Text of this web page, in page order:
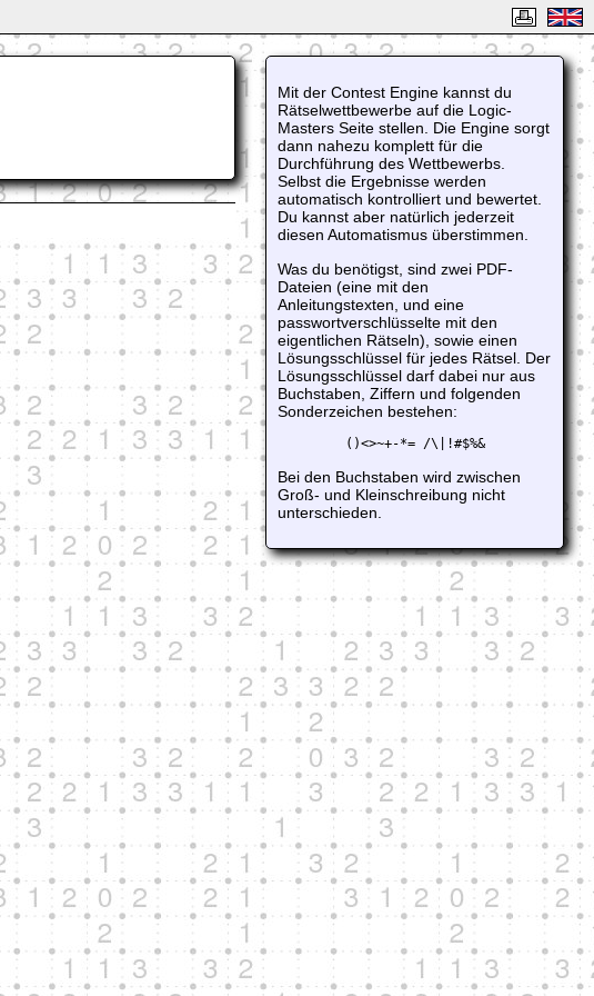
Mit der Contest Engine kannst du
Rätselwettbewerbe auf die Logic-
Masters Seite stellen. Die Engine sorgt
dann nahezu komplett für die
Durchführung des Wettbewerbs.
Selbst die Ergebnisse werden
automatisch kontrolliert und bewertet.
Du kannst aber natürlich jederzeit
diesen Automatismus überstimmen.
Was du benötigst, sind zwei PDF-
Dateien (eine mit den
Anleitungstexten, und eine
passwortverschlüsselte mit den
eigentlichen Rätseln), sowie einen
Lösungsschlüssel für jedes Rätsel. Der
Lösungsschlüssel darf dabei nur aus
Buchstaben, Ziffern und folgenden
Sonderzeichen bestehen:
()<>~+-*= /\|!#$%&
Bei den Buchstaben wird zwischen
Groß- und Kleinschreibung nicht
unterschieden.